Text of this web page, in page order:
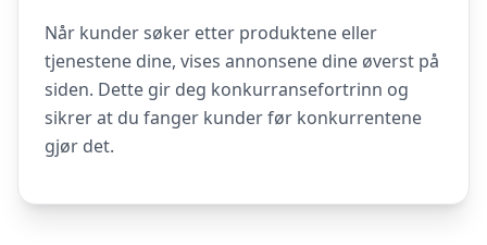
Når kunder søker etter produktene eller
tjenestene dine, vises annonsene dine øverst på
siden. Dette gir deg konkurransefortrinn og
sikrer at du fanger kunder før konkurrentene
gjør det.